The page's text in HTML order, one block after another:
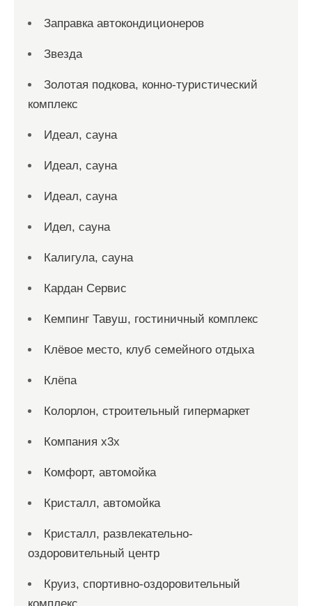
Заправка автокондиционеров
Звезда
Золотая подкова, конно-туристический
комплекс
Идеал, сауна
Идеал, сауна
Идеал, сауна
Идел, сауна
Калигула, сауна
Кардан Сервис
Кемпинг Тавуш, гостиничный комплекс
Клёвое место, клуб семейного отдыха
Клёпа
Колорлон, строительный гипермаркет
Компания x3x
Комфорт, автомойка
Кристалл, автомойка
Кристалл, развлекательно-
оздоровительный центр
Круиз, спортивно-оздоровительный